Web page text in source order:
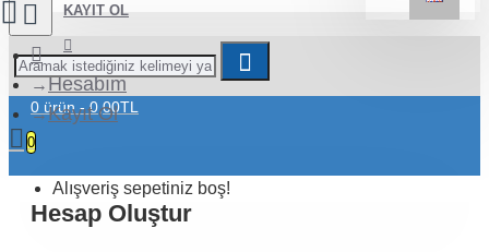
KAYIT OL
BIZE ULAŞIN
0 ürün - 0,00TL
0
Alışveriş sepetiniz boş!
Hesabım
Kayıt Ol
Hesap Oluştur